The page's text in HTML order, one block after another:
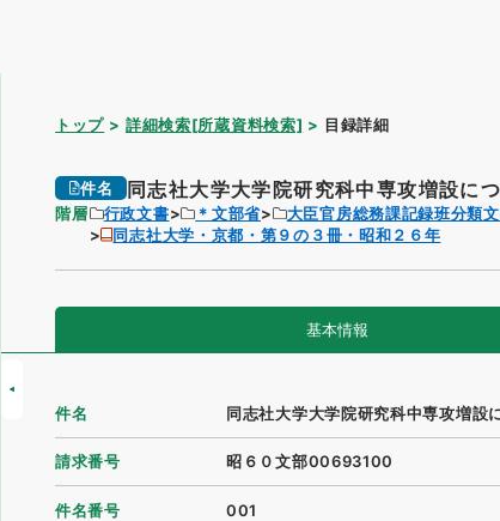
トップ 詳細検索[所蔵資料検索] 目録詳細
件名 同志社大学大学院研究科中専攻増設に
階層 行政文書 ＊文部省 大臣官房総務課記録班分類
同志社大学・京都・第９の３冊・昭和２６年
基本情報
件名 同志社大学大学院研究科中専攻増設
請求番号 昭６０文部00693100
件名番号 001